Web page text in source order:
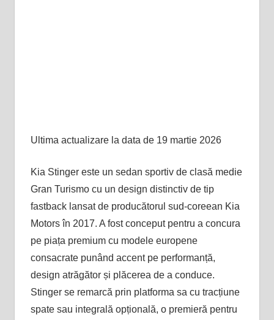
Ultima actualizare la data de 19 martie 2026
Kia Stinger este un sedan sportiv de clasă medie
Gran Turismo cu un design distinctiv de tip
fastback lansat de producătorul sud-coreean Kia
Motors în 2017. A fost conceput pentru a concura
pe piața premium cu modele europene
consacrate punând accent pe performanță,
design atrăgător și plăcerea de a conduce.
Stinger se remarcă prin platforma sa cu tracțiune
spate sau integrală opțională, o premieră pentru